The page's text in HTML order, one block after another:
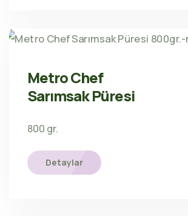
Metro Chef
Sarımsak Püresi
800 gr.
Detaylar